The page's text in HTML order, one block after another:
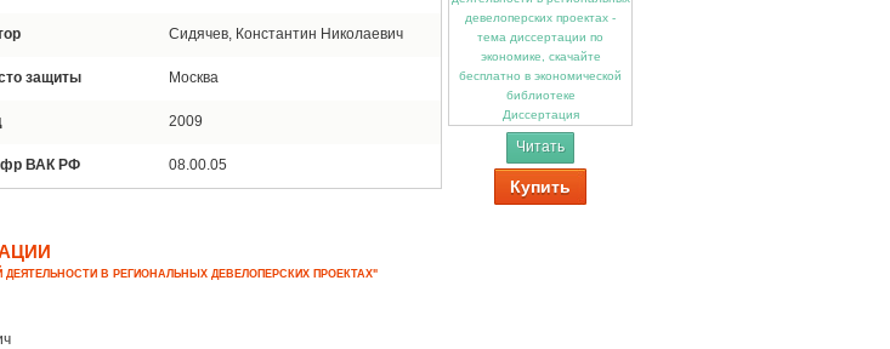
Сидячев, Константин Николаевич
защиты Москва
2009
ВАК РФ 08.00.05
Диссертация
Читать
Купить
В РЕГИОНАЛЬНЫХ ДЕВЕЛОПЕРСКИХ ПРОЕКТАХ"